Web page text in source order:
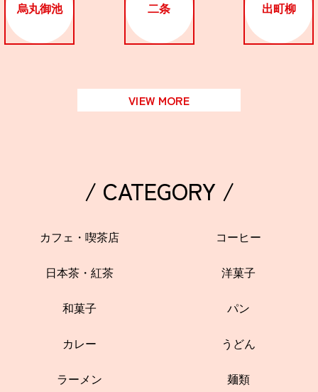
烏丸御池 二条 出町柳
VIEW MORE
/ CATEGORY /
カフェ・喫茶店 コーヒー
日本茶・紅茶 洋菓子
和菓子 パン
カレー うどん
ラーメン 麺類